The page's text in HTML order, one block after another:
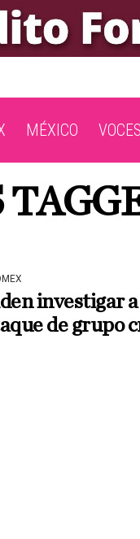
MÉXICO VOCES
investigar
de grupo